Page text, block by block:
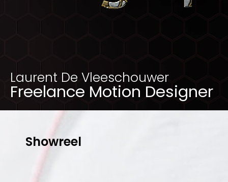
Laurent De Vleeschouwer
Freelance Motion Designer
Showreel